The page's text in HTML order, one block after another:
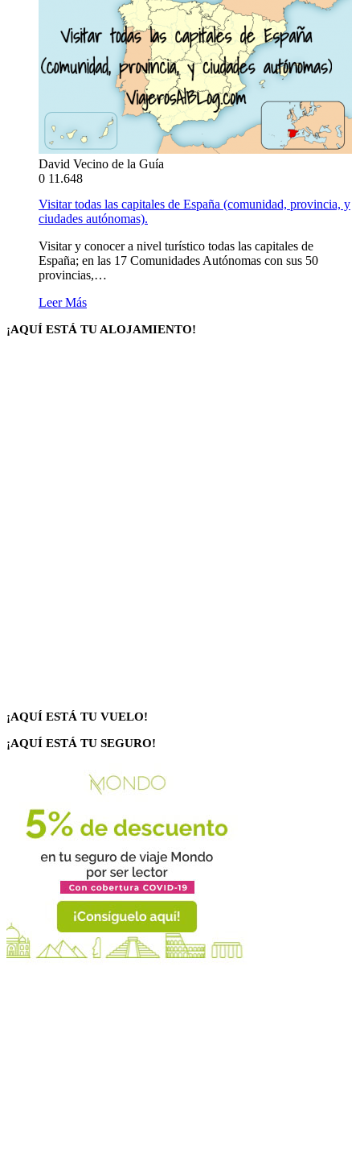
David Vecino de la Guía
0 11.648
Visitar todas las capitales de España (comunidad, provincia, y
ciudades autónomas).
Visitar y conocer a nivel turístico todas las capitales de
España; en las 17 Comunidades Autónomas con sus 50
provincias,…
Leer Más
¡AQUÍ ESTÁ TU ALOJAMIENTO!
¡AQUÍ ESTÁ TU VUELO!
¡AQUÍ ESTÁ TU SEGURO!